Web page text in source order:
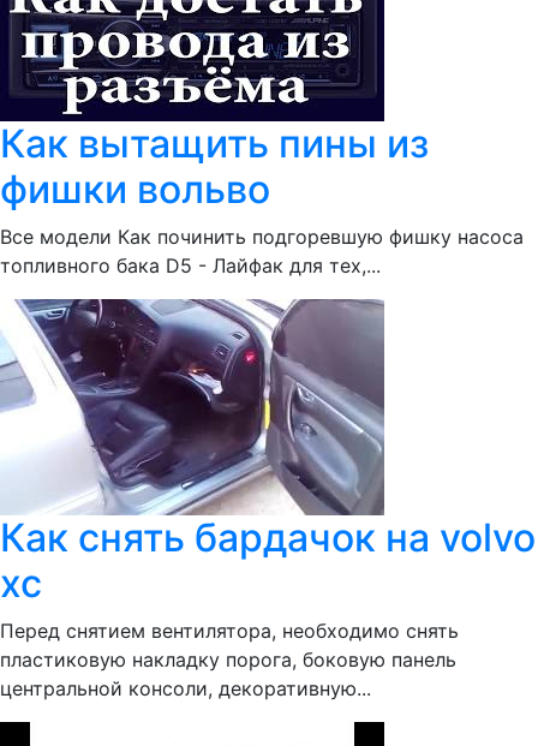
Как вытащить пины из
фишки вольво
Все модели Как починить подгоревшую фишку насоса
топливного бака D5 - Лайфак для тех,...
Как снять бардачок на volvo
xc
Перед снятием вентилятора, необходимо снять
пластиковую накладку порога, боковую панель
центральной консоли, декоративную...